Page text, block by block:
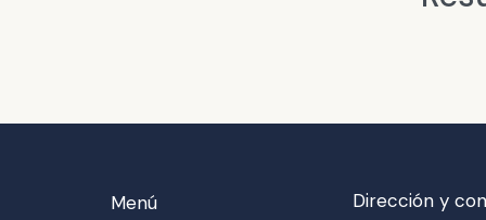
Menú Dirección y